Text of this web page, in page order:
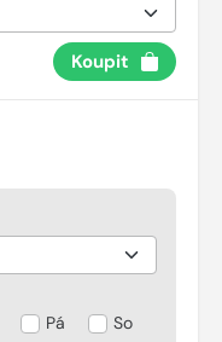
Koupit
Pá So